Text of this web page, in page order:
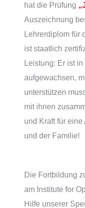
hat die Prüfung
Auszeichnung
Lehrerdiplom für
ist staatlich
Leistung: Er ist
aufgewachsen,
unterstützen
mit ihnen
und Kraft für
und der Familie!
Die Fortbildung
am Institute for
Hilfe unserer